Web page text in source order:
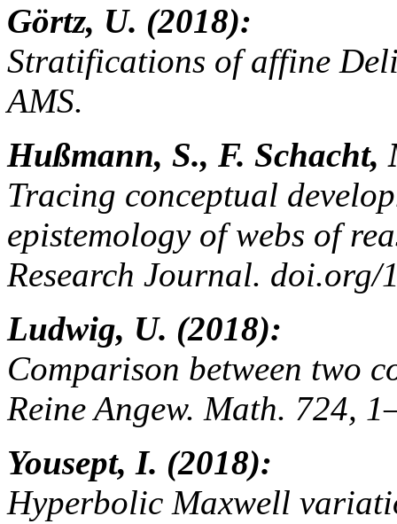
Görtz, U. (2018):
Stratifications of affine
AMS.
Hußmann, S., F.
Tracing conceptual
epistemology of webs of
Research Journal.
Ludwig, U. (2018):
Comparison between two
Reine Angew. Math. 724,
Yousept, I. (2018):
Hyperbolic Maxwell